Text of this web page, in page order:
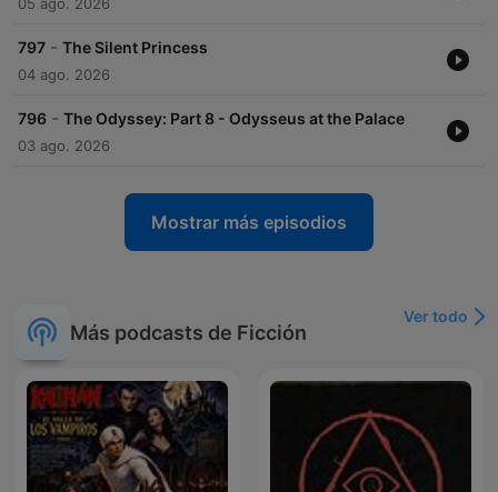
797 - The Silent Princess
04 ago. 2026
796 - The Odyssey: Part 8 - Odysseus at the Palace
03 ago. 2026
Mostrar más episodios
Más podcasts de Ficción
Ver todo